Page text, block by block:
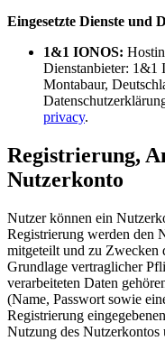
Eingesetzte Dienste und
1&1 IONOS:
Dienstanbieter: 1&1
Montabaur,
privacy.
Registrierung,
Nutzerkonto
Nutzer können ein
Registrierung werden den
mitgeteilt und zu Zwecken
Grundlage vertraglicher
verarbeiteten Daten
(Name, Passwort sowie
Registrierung
Nutzung des Nutzerkontos